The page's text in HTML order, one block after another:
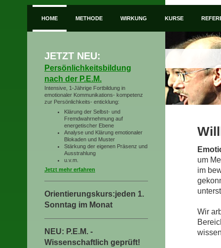
HOME METHODE WIRKUNG KURSE
JETZT NEU:
Persönlichkeitsbildung
nach der P.E.M.
Intensive, 1-Jährige Fortbildung in
emotionaler Kommunikations- kompetenz
zur Persönlichkeits- enticklung:
Klärung der Selbst- und
Fremdwahrnehmung auf
energetischer Ebene
Analyse und Klärung emotionaler
Blokaden und Muster
Stärkung der eigenen Präsenz und
Ausstrahlung
u.v.m.
Jetzt mehr erfahren
Orientierungskurs:jeden 1.
Sonntag im Monat
NEU: P.E.M. -
Wissenschaftlich geprüft!
um
im
Wir